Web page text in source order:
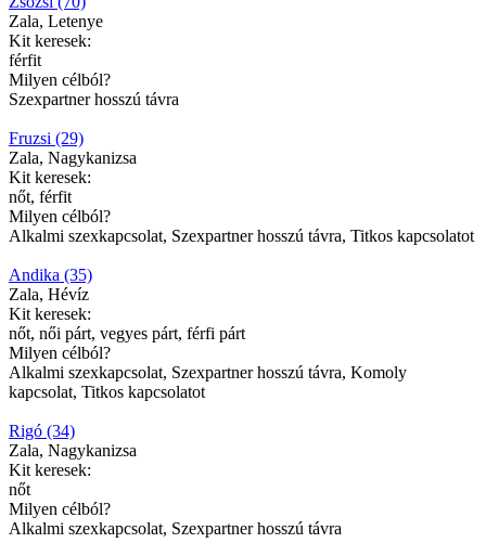
Zala, Letenye
Kit keresek:
férfit
Milyen célból?
Szexpartner hosszú távra
Fruzsi (29)
Zala, Nagykanizsa
Kit keresek:
nőt, férfit
Milyen célból?
Alkalmi szexkapcsolat, Szexpartner hosszú távra, Titkos kapcsolatot
Andika (35)
Zala, Hévíz
Kit keresek:
nőt, női párt, vegyes párt, férfi párt
Milyen célból?
Alkalmi szexkapcsolat, Szexpartner hosszú távra, Komoly
kapcsolat, Titkos kapcsolatot
Rigó (34)
Zala, Nagykanizsa
Kit keresek:
nőt
Milyen célból?
Alkalmi szexkapcsolat, Szexpartner hosszú távra